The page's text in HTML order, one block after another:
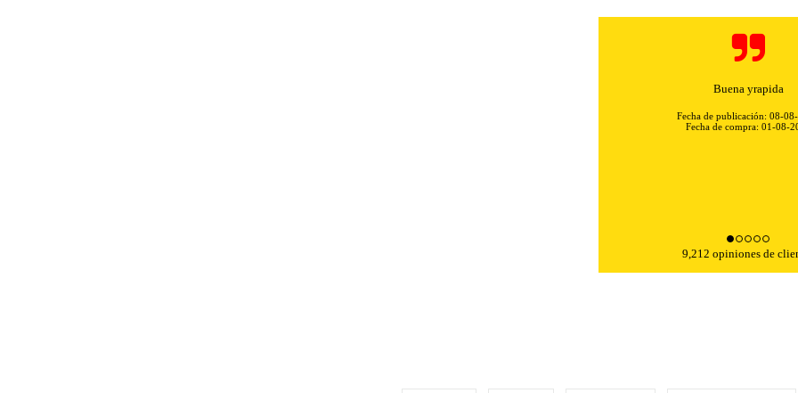
Buena yrapida
Fecha de publicación: 08-
Fecha de compra: 01-08-
9,212 opiniones de
Estas cookies son necesarias para que el sitio web funcione y no se pueden desactivar en nuestros